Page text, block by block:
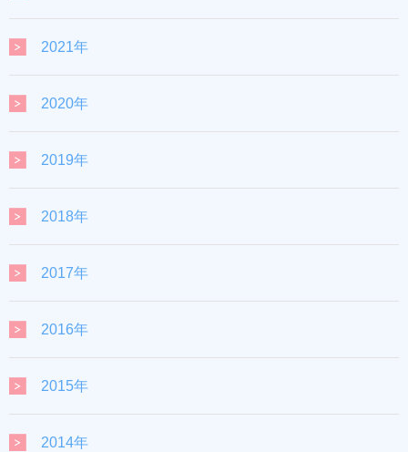
2021年
2020年
2019年
2018年
2017年
2016年
2015年
2014年